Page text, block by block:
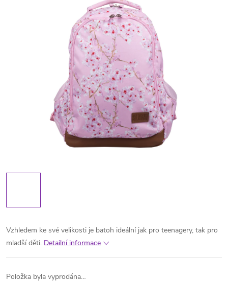
Vzhledem ke své velikosti je batoh ideální jak pro teenagery, tak pro
mladší děti. Detailní informace
Položka byla vyprodána…